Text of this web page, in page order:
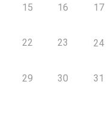
15 16 17
22 23 24
29 30 31